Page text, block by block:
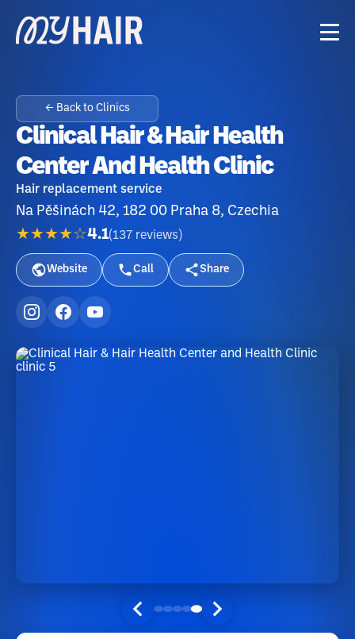
← Back to Clinics
Clinical Hair & Hair Health
Center And Health Clinic
Hair replacement service
Na Pěšinách 42, 182 00 Praha 8, Czechia
★★★★☆4.1(137 reviews )
Website Call Share